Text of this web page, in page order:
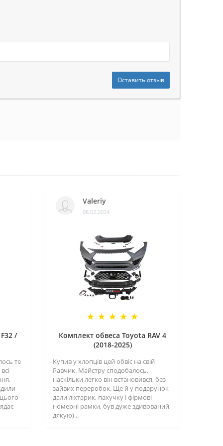
Оставить отзыв
/
те
Valeriy
08.02.2024
Комплект обвеса Toyota RAV 4
(2018-2025)
Купив у хлопців цей обвіс на свій
Равчик. Майстру сподобалось,
наскільки легко він встановився, без
зайвих переробок. Ще й у подарунок
дали ліхтарик, пахучку і фірмові
номерні рамки, був дуже здивований,
дякую) ..